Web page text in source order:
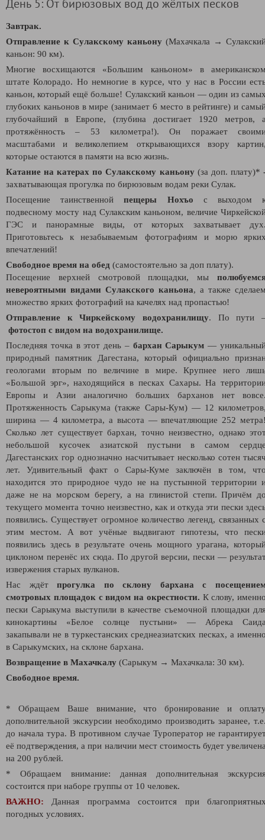
День 5: От бирюзовых вод до жёлтых песков
Завтрак.
Отправление к Сулакскому каньону (Махачкала →
каньон: 90 км).
Многие восхищаются «Большим каньоном» в
штате Колорадо. Но немногие в курсе, что у нас в России
каньон, который ещё больше! Сулакский каньон — один из
глубоких каньонов в мире (занимает 6 место в рейтинге) и
глубочайший в Европе, (глубина достигает 1920 метров,
протяжённость – 53 километра!). Он поражает
масштабами и великолепием открывающихся взору
которые остаются в памяти на всю жизнь.
Катание накатерах по Сулакскому каньону (за доп. плату)*
захватывающая прогулка по бирюзовым водам реки Сулак.
Посещение таинственнойпещеры Нохъо с выходом
подвесному мосту над Сулакским каньоном, величие
ГЭС и панорамные виды, от которых захватывает
Приготовьтесь к незабываемым фотографиям и морю
впечатлений!
Свободное время на обед (самостоятельно за доп плату).
Посещение верхней смотровой площадки, мы
невероятными видами Сулакского каньона, а также
множество ярких фотографий на качелях над пропастью!
Отправление к Чиркейскому водохранилищу. По пути
фотостоп с видом на водохранилище.
Последняя точка в этот день –бархан Сарыкум —
природный памятник Дагестана, который официально
геологами вторым по величине в мире. Крупнее него
«Большой эрг», находящийся в песках Сахары. На
Европы и Азии аналогично больших барханов нет
Протяженность Сарыкума (также Сары-Кум) — 12
ширина — 4 километра, а высота — впечатляющие 252
Сколько лет существует бархан, точно неизвестно, однако
небольшой кусочек азиатской пустыни в самом
Дагестанских гор однозначно насчитывает несколько сотен
лет. Удивительный факт о Сары-Куме заключён в том,
находится это природное чудо не на пустынной территории
даже не на морском берегу, а на глинистой степи. Причём
текущего момента точно неизвестно, как и откуда эти пески
появились. Существует огромное количество легенд, связанных
этим местом. А вот учёные выдвигают гипотезы, что
появились здесь в результате очень мощного урагана,
циклоном перенёс их сюда. По другой версии, пески —
извержения старых вулканов.
Нас ждётпрогулка по склону бархана с
смотровых площадок с видом на окрестности. К слову,
пески Сарыкума выступили в качестве съемочной площадки
кинокартины «Белое солнце пустыни» — Абрека
закапывали не в туркестанских среднеазиатских песках, а
в Cарыкумских, на склоне бархана.
Возвращение в Махачкалу (Сарыкум → Махачкала: 30 км).
Свободное время.
* Обращаем Ваше внимание, что бронирование и
дополнительной экскурсии необходимо производить заранее,
до начала тура. В противном случае Туроператор не
её подтверждения, а при наличии мест стоимость будет
на 200 рублей.
* Обращаем внимание: данная дополнительная
состоится при наборе группы от 10 человек.
ВАЖНО: Данная программа состоится при
погодных условиях.